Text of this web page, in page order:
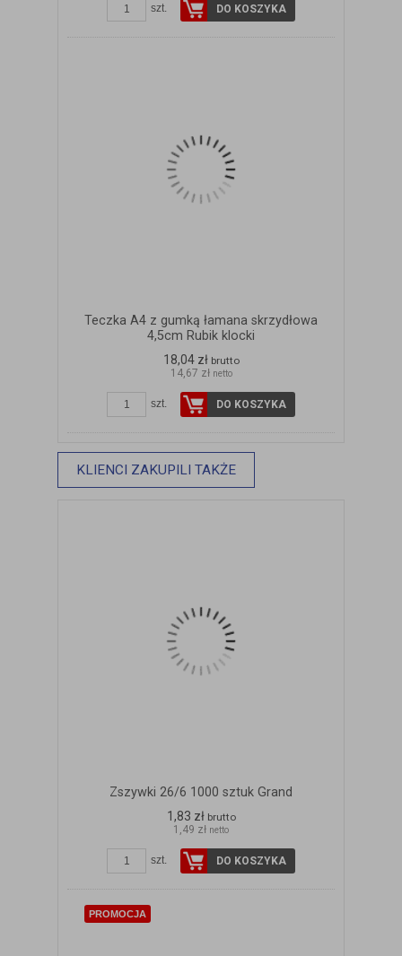
szt. DO KOSZYKA
Teczka A4 z gumką łamana skrzydłowa
4,5cm Rubik klocki
18,04 zł brutto
14,67 zł netto
szt. DO KOSZYKA
KLIENCI ZAKUPILI TAKŻE
Zszywki 26/6 1000 sztuk Grand
1,83 zł brutto
1,49 zł netto
szt. DO KOSZYKA
PROMOCJA